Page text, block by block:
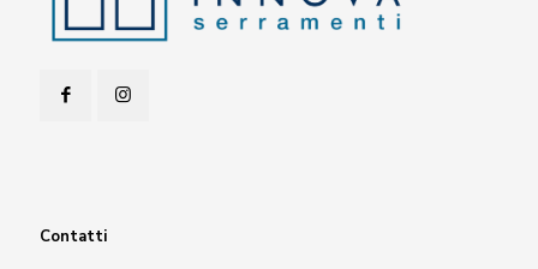
Contatti